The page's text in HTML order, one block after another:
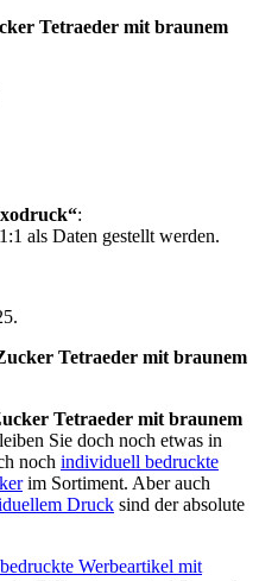
Tetraeder mit braunem
:
als Daten gestellt werden.
Tetraeder mit braunem
Tetraeder mit braunem
Sie doch noch etwas in
noch individuell bedruckte
im Sortiment. Aber auch
Druck sind der absolute
Werbeartikel mit